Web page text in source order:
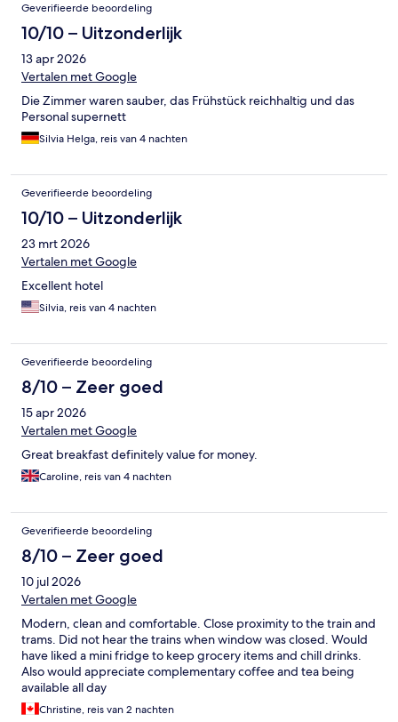
Geverifieerde beoordeling
10/10 – Uitzonderlijk
13 apr 2026
Vertalen met Google
Die Zimmer waren sauber, das Frühstück reichhaltig und das
Personal supernett
Silvia Helga, reis van 4 nachten
Geverifieerde beoordeling
10/10 – Uitzonderlijk
23 mrt 2026
Vertalen met Google
Excellent hotel
Silvia, reis van 4 nachten
Geverifieerde beoordeling
8/10 – Zeer goed
15 apr 2026
Vertalen met Google
Great breakfast definitely value for money.
Caroline, reis van 4 nachten
Geverifieerde beoordeling
8/10 – Zeer goed
10 jul 2026
Vertalen met Google
Modern, clean and comfortable. Close proximity to the train and
trams. Did not hear the trains when window was closed. Would
have liked a mini fridge to keep grocery items and chill drinks.
Also would appreciate complementary coffee and tea being
available all day
Christine, reis van 2 nachten